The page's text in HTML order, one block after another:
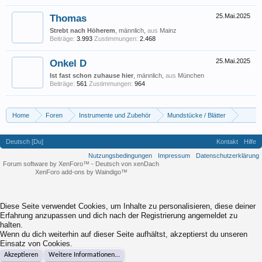
25.Mai.2025
Thomas
Strebt nach Höherem , männlich, aus Mainz
Beiträge: 3.993 Zustimmungen: 2.468
25.Mai.2025
Onkel D
Ist fast schon zuhause hier , männlich, aus München
Beiträge: 561 Zustimmungen: 964
Home Foren Instrumente und Zubehör
Mundstücke / Blätter
Deutsch [Du] Kontakt
Hilfe
Nutzungsbedingungen
Impressum
Datenschutzerklärung
Forum software by XenForo™ - Deutsch von xenDach
XenForo add-ons by Waindigo™
Diese Seite verwendet Cookies, um Inhalte zu personalisieren, diese deiner
Erfahrung anzupassen und dich nach der Registrierung angemeldet zu
halten.
Wenn du dich weiterhin auf dieser Seite aufhältst, akzeptierst du unseren
Einsatz von Cookies.
Akzeptieren Weitere Informationen...